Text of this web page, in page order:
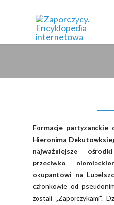
Formacje partyzanckie
Hieronima
najważniejsze
przeciwko
okupantowi na
członkowie od
zostali „Zaporczykami”.